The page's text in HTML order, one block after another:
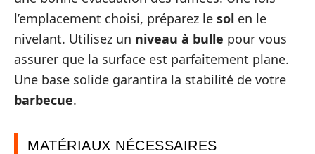
l’emplacement choisi, préparez le sol en le
nivelant. Utilisez un niveau à bulle pour vous
assurer que la surface est parfaitement plane.
Une base solide garantira la stabilité de votre
barbecue.
MATÉRIAUX NÉCESSAIRES